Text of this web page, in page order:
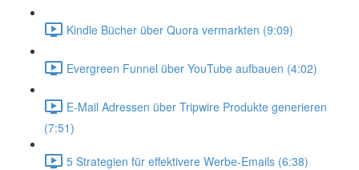
Kindle Bücher über Quora vermarkten (9:09)
Evergreen Funnel über YouTube aufbauen (4:02)
E-Mail Adressen über Tripwire Produkte generieren
(7:51)
5 Strategien für effektivere Werbe-Emails (6:38)